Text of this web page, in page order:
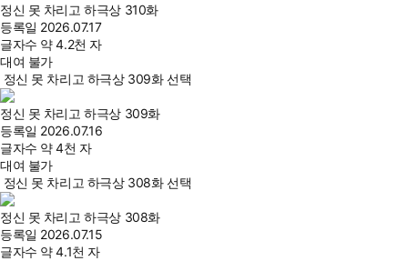
정신 못 차리고 하극상 310화
등록일 2026.07.17
글자수 약 4.2천 자
대여 불가
정신 못 차리고 하극상 309화 선택
정신 못 차리고 하극상 309화
등록일 2026.07.16
글자수 약 4천 자
대여 불가
정신 못 차리고 하극상 308화 선택
정신 못 차리고 하극상 308화
등록일 2026.07.15
글자수 약 4.1천 자